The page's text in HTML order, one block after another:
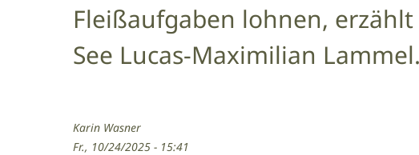
Fleißaufgaben lohnen,
See Lucas-Maximilian Lammel.
Karin Wasner
Fr., 10/24/2025 - 15:41